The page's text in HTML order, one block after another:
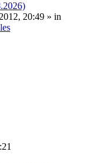
20:49 » in